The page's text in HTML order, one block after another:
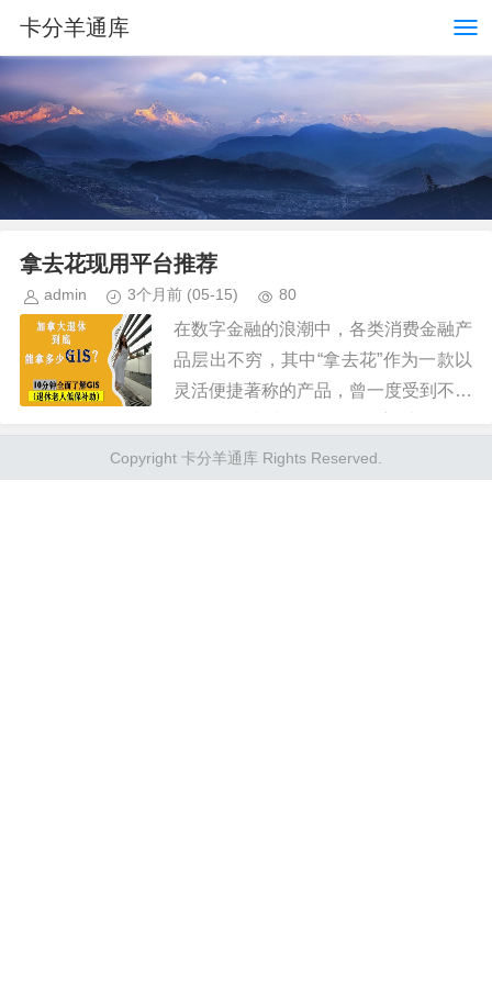
卡分羊通库
拿去花现用平台推荐
admin 3个月前 (05-15) 80
在数字金融的浪潮中，各类消费金融产
品层出不穷，其中“拿去花”作为一款以
灵活便捷著称的产品，曾一度受到不少
移，用户对于金融服务的需求不断变
化，市场也在不断地洗牌。目前，“...
Copyright 卡分羊通库 Rights Reserved.